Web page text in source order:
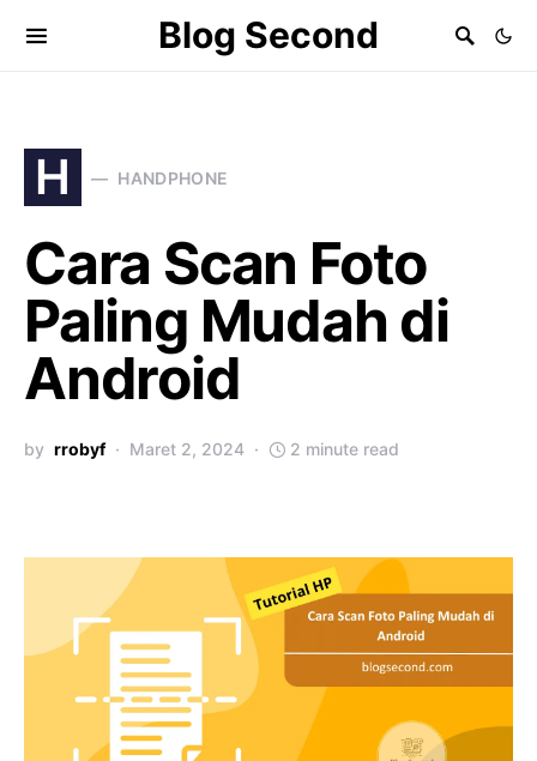
Blog Second
H HANDPHONE
Cara Scan Foto
Paling Mudah di
Android
by rrobyf Maret 2, 2024 2 minute read